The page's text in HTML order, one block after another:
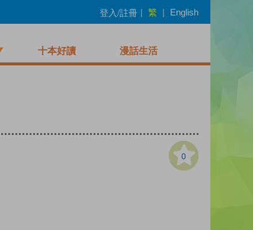
登入/註冊 | 繁 | English
十本好讀 漫話生活
0